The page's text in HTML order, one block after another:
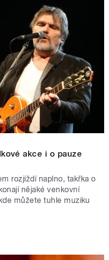
akce i o pauze
rozjíždí naplno, takřka o
nějaké venkovní
můžete tuhle muziku